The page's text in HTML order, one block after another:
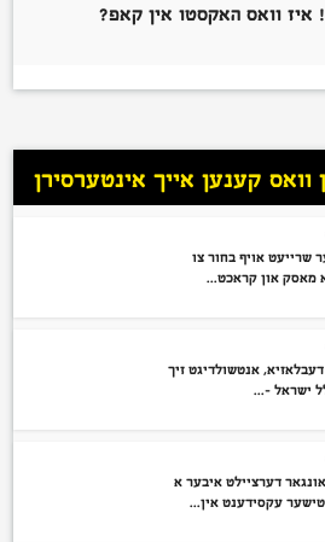
איז וואס האקסטו אין קאפ?
קענען אייך אינטערסירן
שרייעט אויף בחור צו
מאסק און קראכט...
אנטשולדיגט זיך
ישראל –...
דערציילט איבער א
עקסידענט אין...